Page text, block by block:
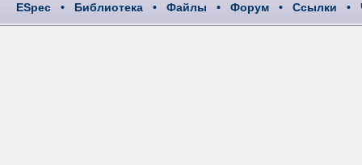
ESpec • Библиотека • Файлы • Форум • Ссылки •